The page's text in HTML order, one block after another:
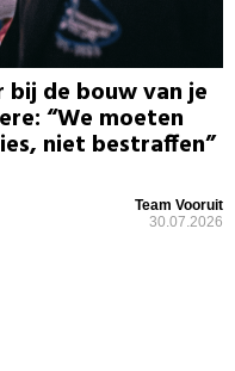
de bouw van je
“We moeten
niet bestraffen”
Team Vooruit
30.07.2026